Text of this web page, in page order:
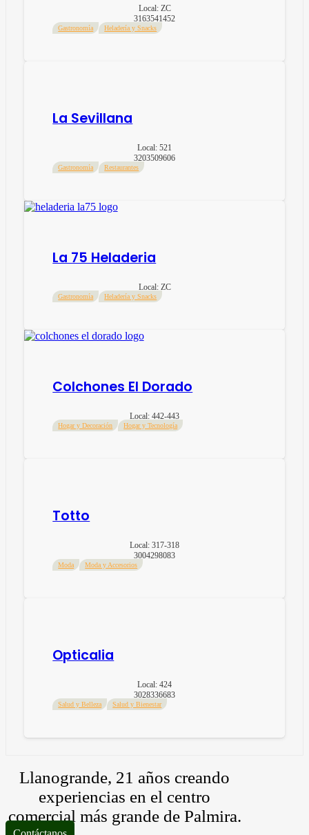
Local: ZC
3163541452
Gastronomía Heladería y Snacks
La Sevillana
Local: 521
3203509606
Gastronomía Restaurantes
La 75 Heladeria
Local: ZC
Gastronomía Heladería y Snacks
Colchones El Dorado
Local: 442-443
Hogar y Decoración Hogar y Tecnología
Totto
Local: 317-318
3004298083
Moda Moda y Accesorios
Opticalia
Local: 424
3028336683
Salud y Belleza Salud y Bienestar
Llanogrande, 21 años creando
experiencias en el centro
comercial más grande de Palmira.